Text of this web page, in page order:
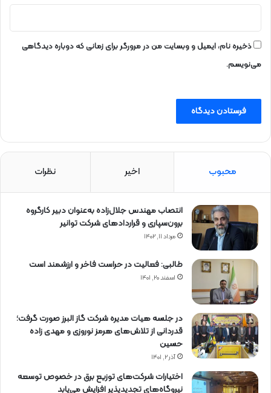
ذخیره نام، ایمیل و وبسایت من در مرورگر برای زمانی که دوباره دیدگاهی
می‌نویسم.
محبوب اخیر نظرات
انتصاب مهندس جلال‌زاده به‌عنوان دبیر كارگروه
برون‌سپاری و قراردادهای شركت توانیر
مرداد ۱۱, ۱۴۰۲
طالبی: فعالیت در حراست فاخر و ارزشمند است
اسفند ۲۰, ۱۴۰۱
در جلسه هیات مدیره شرکت گاز البرز صورت گرفت؛
قدردانی از تلاش‌های هرمز نوروزی و مهدی زاده
حسین
آذر ۲, ۱۴۰۱
اختیارات شرکت‌های توزیع برق در خصوص توسعه
نیروگاه‌های تجدیدپذیر افزایش می‌یابد